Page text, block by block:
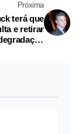
Próxima
terá que
e retirar